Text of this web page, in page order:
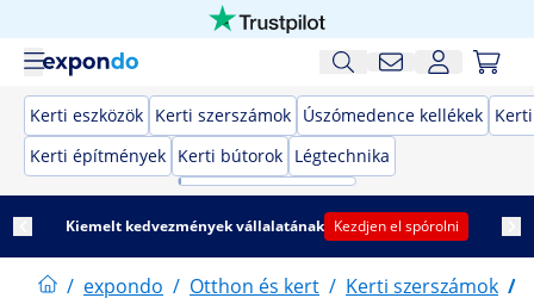
Kerti eszközök Kerti szerszámok Úszómedence kellékek
Kerti építmények Kerti bútorok Légtechnika
Kiemelt kedvezmények vállalatának Kezdjen el spórolni
/ expondo / Otthon és kert / Kerti szerszámok /